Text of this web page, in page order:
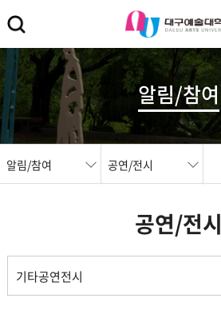
알림/참여
알림/참여 공연/전시
공연/전시
기타공연전시